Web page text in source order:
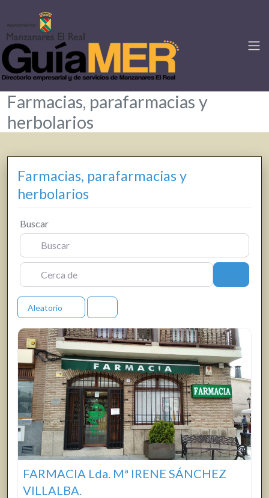
Farmacias, parafarmacias y
herbolarios
Farmacias, parafarmacias y
herbolarios
Buscar
Cerca de
Aleatorio
FARMACIA Lda. Mª IRENE SÁNCHEZ
VILLALBA.